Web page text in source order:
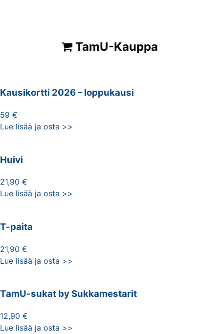
TamU-Kauppa
Kausikortti 2026 – loppukausi
59 €
Lue lisää ja osta >>
Huivi
21,90 €
Lue lisää ja osta >>
T-paita
21,90 €
Lue lisää ja osta >>
TamU-sukat by Sukkamestarit
12,90 €
Lue lisää ja osta >>